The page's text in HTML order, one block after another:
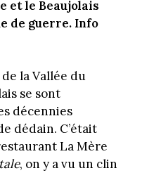
et le Beaujolais
de guerre. Info
la Vallée du
se sont
décennies
dédain. C’était
La Mère
, on y a vu un clin